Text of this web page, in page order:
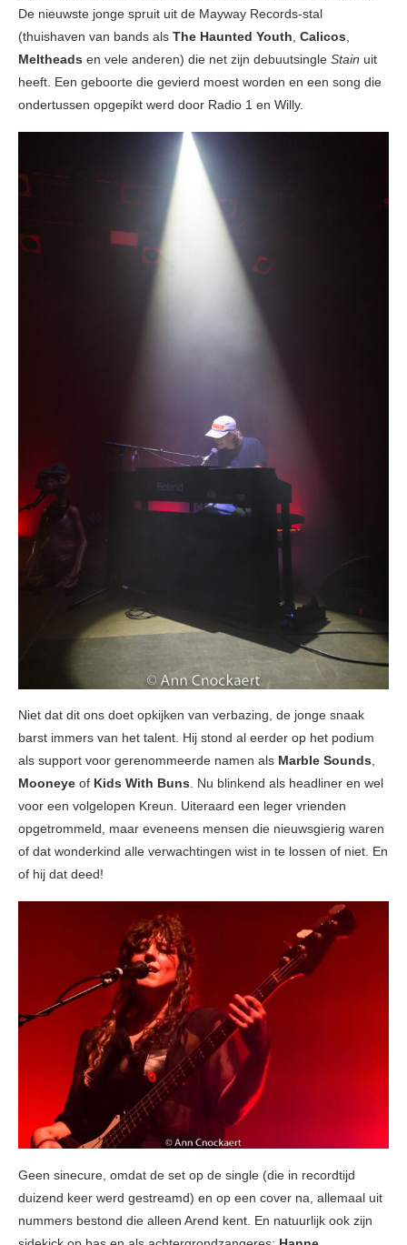
De nieuwste jonge spruit uit de Mayway Records-stal
(thuishaven van bands als The Haunted Youth, Calicos,
Meltheads en vele anderen) die net zijn debuutsingle Stain uit
heeft. Een geboorte die gevierd moest worden en een song die
ondertussen opgepikt werd door Radio 1 en Willy.
Niet dat dit ons doet opkijken van verbazing, de jonge snaak
barst immers van het talent. Hij stond al eerder op het podium
als support voor gerenommeerde namen als Marble Sounds,
Mooneye of Kids With Buns. Nu blinkend als headliner en wel
voor een volgelopen Kreun. Uiteraard een leger vrienden
opgetrommeld, maar eveneens mensen die nieuwsgierig waren
of dat wonderkind alle verwachtingen wist in te lossen of niet. En
of hij dat deed!
Geen sinecure, omdat de set op de single (die in recordtijd
duizend keer werd gestreamd) en op een cover na, allemaal uit
nummers bestond die alleen Arend kent. En natuurlijk ook zijn